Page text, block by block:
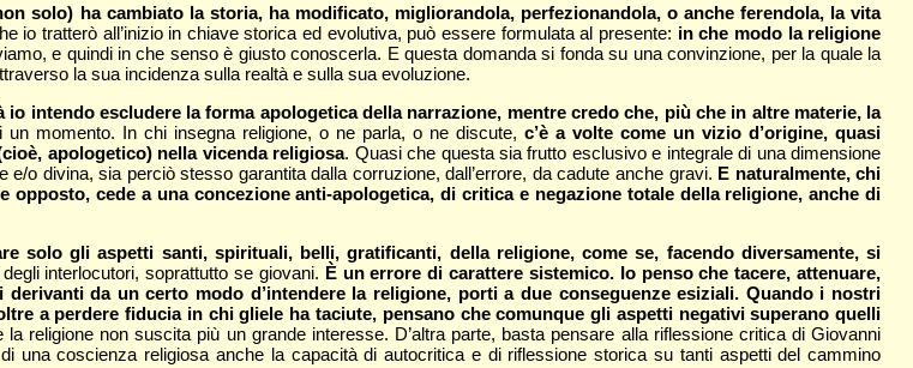
solo) ha cambiato la storia, ha modificato, migliorandola, perfezionandola, o anche ferendola, la vita
io tratterò all’inizio in chiave storica ed evolutiva, può essere formulata al presente: in che modo la religione
e quindi in che senso è giusto conoscerla. E questa domanda si fonda su una convinzione, per la quale la
la sua incidenza sulla realtà e sulla sua evoluzione.
intendo escludere la forma apologetica della narrazione, mentre credo che, più che in altre materie, la
un momento. In chi insegna religione, o ne parla, o ne discute,c’è a volte come un vizio d’origine, quasi
apologetico) nella vicenda religiosa. Quasi che questa sia frutto esclusivo e integrale di una dimensione
o divina, sia perciò stesso garantita dalla corruzione, dall’errore, da cadute anche gravi. E naturalmente, chi
cede a una concezione anti-apologetica, di critica e negazione totale della religione, anche di
solo gli aspetti santi, spirituali, belli, gratificanti, della religione, come se, facendo diversamente, si
interlocutori, soprattutto se giovani. È un errore di carattere sistemico. Io penso che tacere, attenuare,
da un certo modo d’intendere la religione, porti a due conseguenze esiziali. Quando i nostri
a perdere fiducia in chi gliele ha taciute, pensano che comunque gli aspetti negativi superano quelli
religione non suscita più un grande interesse. D’altra parte, basta pensare alla riflessione critica di Giovanni
una coscienza religiosa anche la capacità di autocritica e di riflessione storica su tanti aspetti del cammino